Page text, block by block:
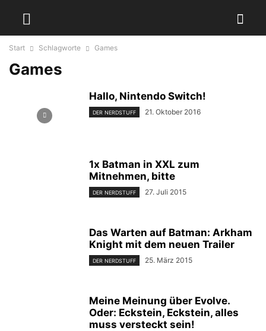
Start Schlagworte Games
Games
Hallo, Nintendo Switch!
DER NERDSTUFF 21. Oktober 2016
1x Batman in XXL zum
Mitnehmen, bitte
DER NERDSTUFF 27. Juli 2015
Das Warten auf Batman: Arkham
Knight mit dem neuen Trailer
DER NERDSTUFF 25. März 2015
Meine Meinung über Evolve.
Oder: Eckstein, Eckstein, alles
muss versteckt sein!